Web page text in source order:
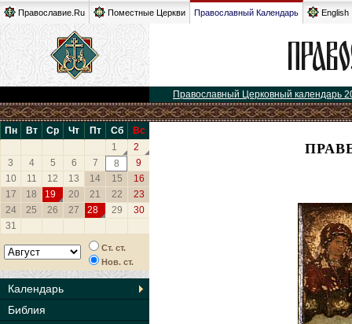
Православие.Ru Поместные Церкви Православный Календарь English
Православный Церковный календарь
Пн Вт Ср Чт Пт Сб
Вс
1
2
3
4 5 6 7 8
9
10
11 12 13 14 15
16
17
18 19 20 21 22
23
24
25 26 27 28 29
30
31
Ст. ст.
Нов. ст.
Календарь
Библия